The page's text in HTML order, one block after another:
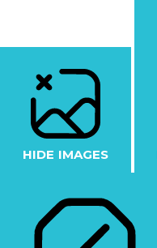
HIDE IMAGES